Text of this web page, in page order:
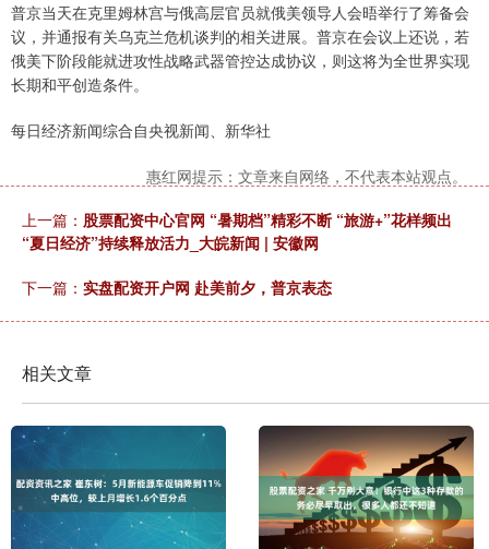
普京当天在克里姆林宫与俄高层官员就俄美领导人会晤举行了筹备会
议，并通报有关乌克兰危机谈判的相关进展。普京在会议上还说，若
俄美下阶段能就进攻性战略武器管控达成协议，则这将为全世界实现
长期和平创造条件。
每日经济新闻综合自央视新闻、新华社
惠红网提示：文章来自网络，不代表本站观点。
上一篇： 股票配资中心官网 “暑期档”精彩不断 “旅游+”花样频出
“夏日经济”持续释放活力_大皖新闻 | 安徽网
下一篇： 实盘配资开户网 赴美前夕，普京表态
相关文章